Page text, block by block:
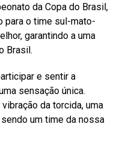
da Copa do Brasil,
para o time sul-mato-
garantindo a uma
Brasil.
e sentir a
sensação única.
da torcida, uma
um time da nossa